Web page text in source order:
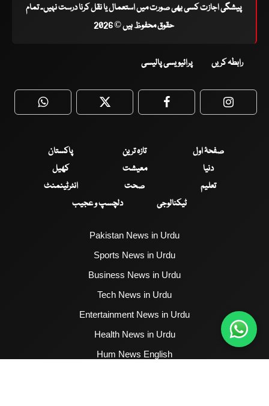
پیشگی اجازت کسی بھی صورت میں استعمال یا نقل کرنا درست نہیں۔ تمام
حقوق محفوظ ہیں © 2026
رابطہ کریں پرائیویسی پالیسی
WhatsApp Twitter Facebook
صفحۂ اول تازہ ترین
پاکستان
دنیا
معیشت
کھیل
تعلیم
صحت
انٹرٹینمنٹ
ٹیکنالوجی
دلچسپ و عجیب
Pakistan News in Urdu
Sports News in Urdu
Business News in Urdu
Tech News in Urdu
Entertainment News in Urdu
Health News in Urdu
Hum News English